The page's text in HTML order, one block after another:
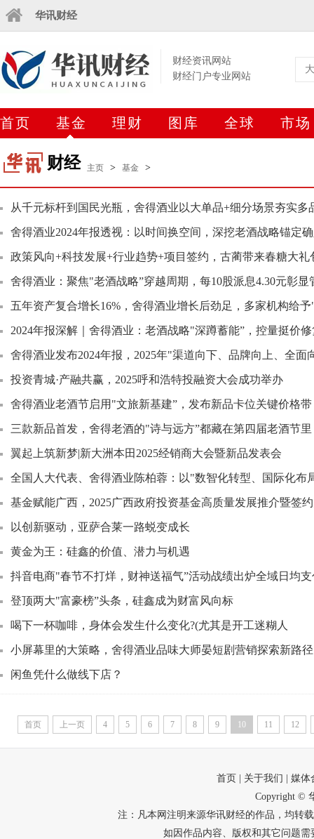
华讯财经
财经资讯网站
财经门户专业网站
首页 基金 理财 图库 全球 市场
财经 主页 > 基金 >
从千元标杆到国民光瓶，舍得酒业以大单品+细分场景夯实多
舍得酒业2024年报透视：以时间换空间，深挖老酒战略锚定
政策风向+科技发展+行业趋势+项目签约，古蔺带来春糖大礼
舍得酒业：聚焦"老酒战略”穿越周期，每10股派息4.30元彰显
五年资产复合增长16%，舍得酒业增长后劲足，多家机构给予
2024年报深解｜舍得酒业：老酒战略"深蹲蓄能”，控量挺价
舍得酒业发布2024年报，2025年"渠道向下、品牌向上、全面
投资青城·产融共赢，2025呼和浩特投融资大会成功举办
舍得酒业老酒节启用"文旅新基建”，发布新品卡位关键价格带
三款新品首发，舍得老酒的"诗与远方”都藏在第四届老酒节里
翼起上筑新梦|新大洲本田2025经销商大会暨新品发表会
全国人大代表、舍得酒业陈柏蓉：以"数智化转型、国际化布
基金赋能广西，2025广西政府投资基金高质量发展推介暨签
以创新驱动，亚萨合莱一路蜕变成长
黄金为王：硅鑫的价值、潜力与机遇
抖音电商"春节不打烊，财神送福气”活动战绩出炉全域日均
登顶两大"富豪榜”头条，硅鑫成为财富风向标
喝下一杯咖啡，身体会发生什么变化?(尤其是开工迷糊人
小屏幕里的大策略，舍得酒业品味大师晏短剧营销探索新路径
闲鱼凭什么做线下店？
首页 上一页 4 5 6 7 8 9 10 11 12
首页 | 关于我们
| 媒
Copyright ©
注：凡本网注明来源华讯财经的作品，均转
如因作品内容、版权和其它问题